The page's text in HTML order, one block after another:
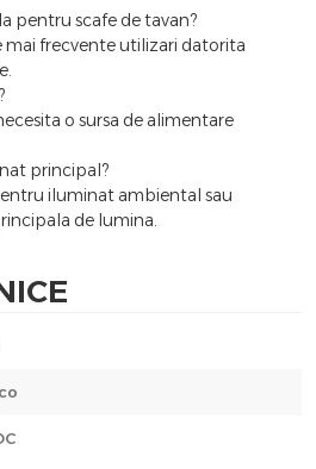
pentru scafe de tavan?
mai frecvente utilizari datorita
o sursa de alimentare
principal?
iluminat ambiental sau
de lumina.